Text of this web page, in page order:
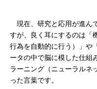
現在、研究と応用が進ん
すが、良く耳にするのは「
行為を自動的に行う）」や
ータの中で脳に模した仕組
ラーニング（ニューラルネ
った言葉です。